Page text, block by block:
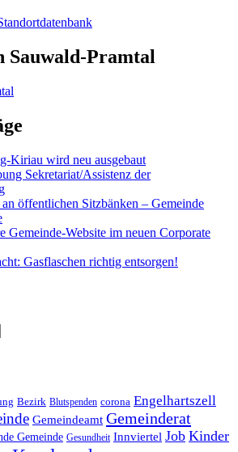
Sauwald-Pramtal
Kiriau wird neu ausgebaut
Sekretariat/Assistenz der
öffentlichen Sitzbänken – Gemeinde
Gemeinde-Website im neuen Corporate
Gasflaschen richtig entsorgen!
Bezirk Blutspenden corona Engelhartszell
Gemeindeamt Gemeinderat
Gemeinde Gesundheit Innviertel Job Kinder